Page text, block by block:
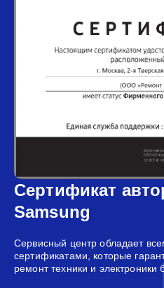
Сертификат
Samsung
Сервисный центр обладает
сертификатами, которые
ремонт техники и электроники